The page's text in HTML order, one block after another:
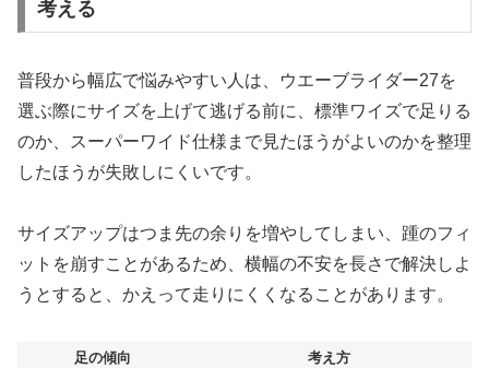
考える
普段から幅広で悩みやすい人は、ウエーブライダー27を
選ぶ際にサイズを上げて逃げる前に、標準ワイズで足りる
のか、スーパーワイド仕様まで見たほうがよいのかを整理
したほうが失敗しにくいです。
サイズアップはつま先の余りを増やしてしまい、踵のフィ
ットを崩すことがあるため、横幅の不安を長さで解決しよ
うとすると、かえって走りにくくなることがあります。
足の傾向
考え方